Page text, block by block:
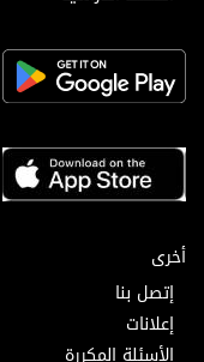
أخرى
إتصل بنا
إعلانات